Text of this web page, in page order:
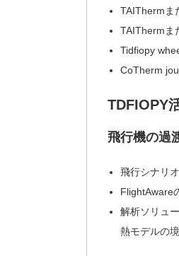
TAIThermま
TAIThermま
Tidfiopy
CoTherm
TDFIOPY
飛行機の過
飛行シナリ
FlightAware
解析ソリュ
熱モデルの